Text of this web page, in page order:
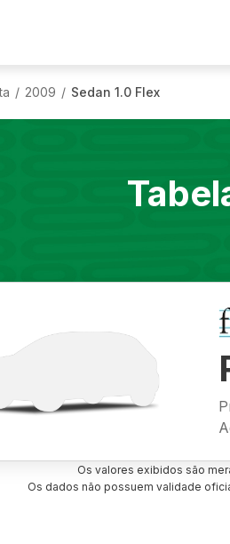
/ 2009 / Sedan 1.0 Flex
Os valores exibidos são
Os dados não possuem validade